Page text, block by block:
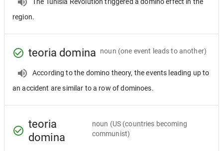
region.
teoria domina noun (one event leads to another)
According to the domino theory, the events leading up to
an accident are similar to a row of dominoes.
teoria
domina
noun (US (countries becoming
communist)